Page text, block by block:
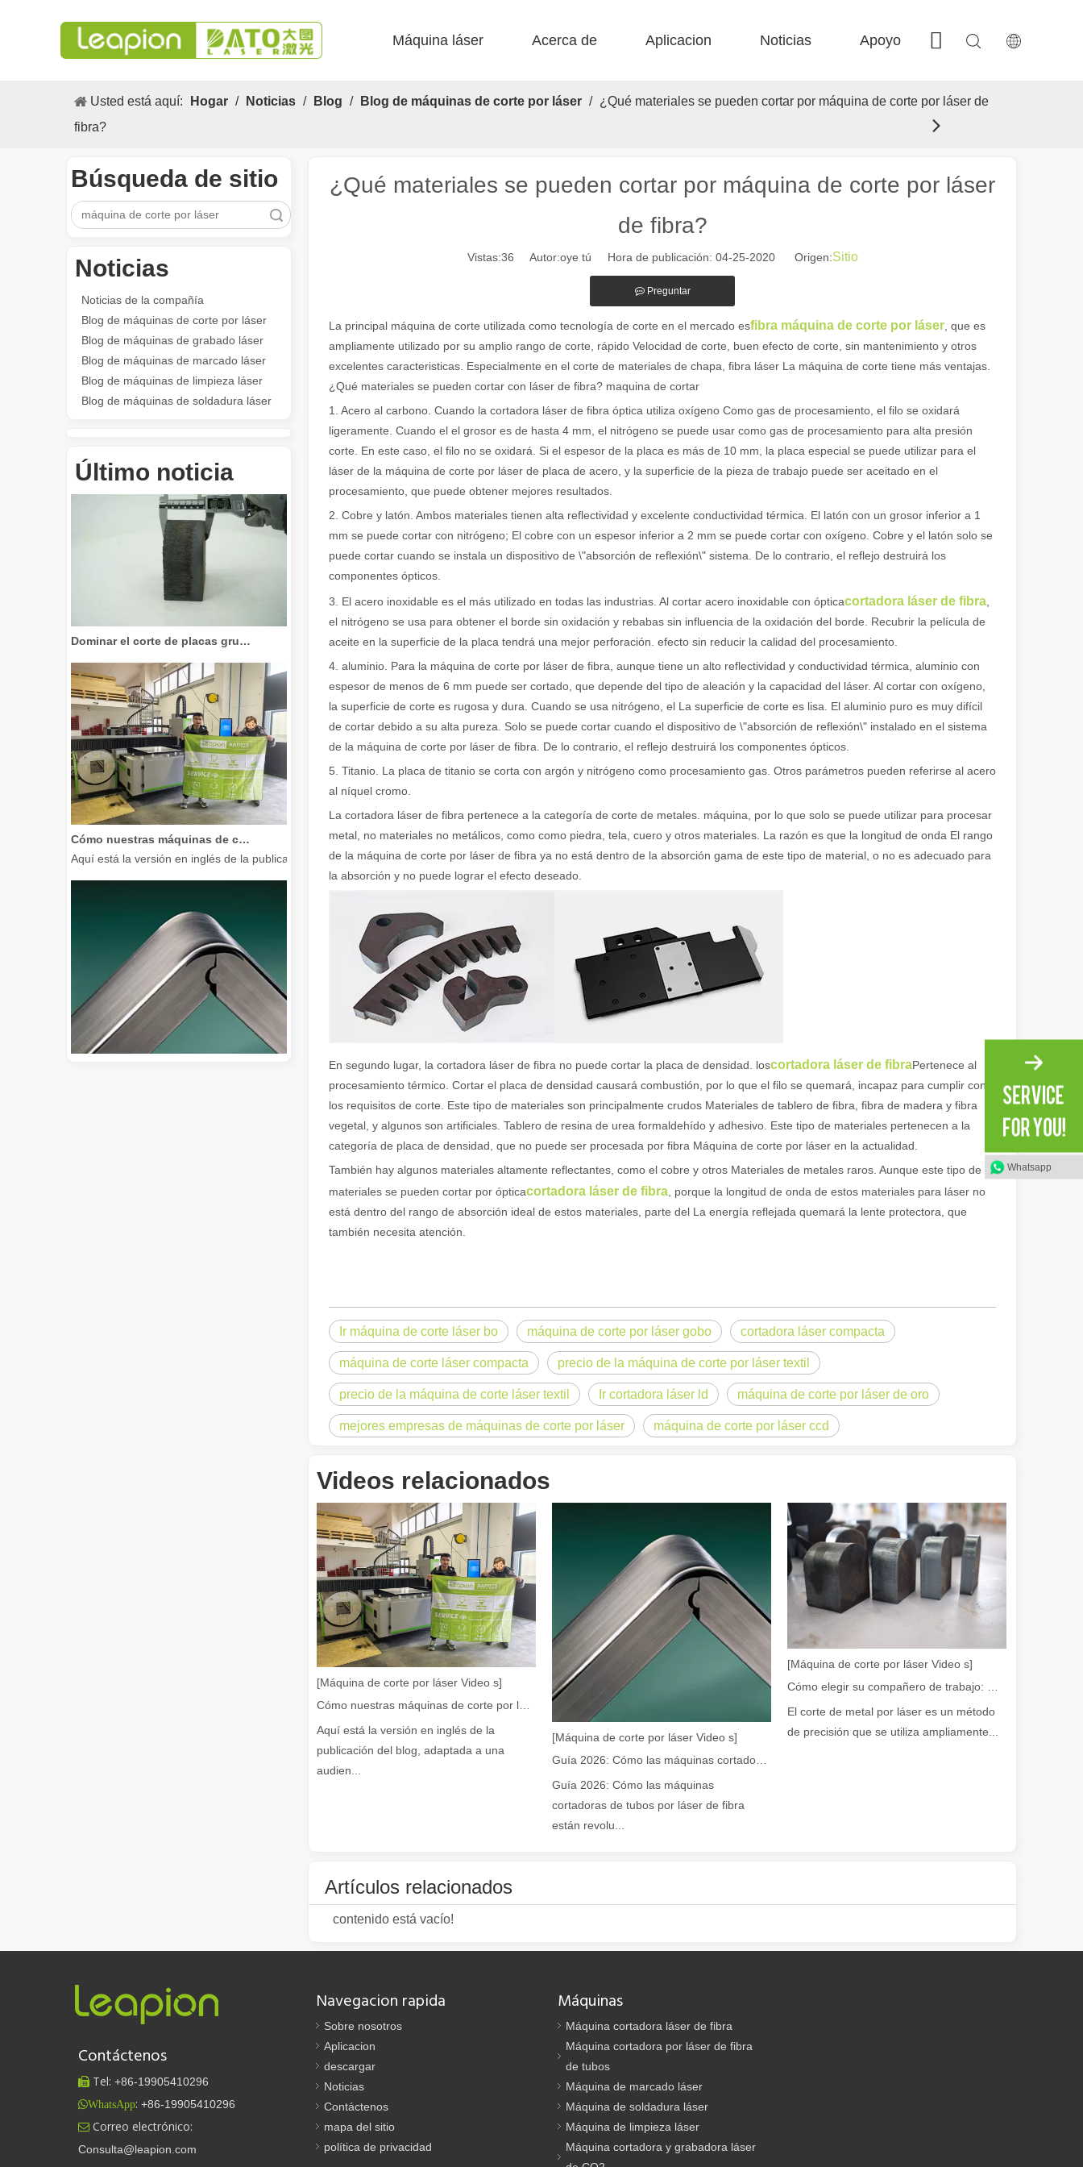
Máquina láser Acerca de Aplicacion Noticias Apoyo Contáctenos
Usted está aquí: Hogar / Noticias / Blog / Blog de máquinas de corte por láser / ¿Qué materiales se pueden cortar por máquina de corte por láser de
fibra?
Búsqueda de sitio
Búsqueda
Noticias
Noticias de la compañía
Blog de máquinas de corte por láser
Blog de máquinas de grabado láser
Blog de máquinas de marcado láser
Blog de máquinas de limpieza láser
Blog de máquinas de soldadura láser
Último noticia
Las versátiles Aplicacion S y las características sobresalientes de las máquinas de marcado láser en la fabricación moderna y el paisaje industrial, las máquinas de marcado láser han surgido
Dominar el corte de placas gruesas: cómo las máquinas de corte por láser de fibra revolucionan la fabricación
Cómo nuestras máquinas de corte por láser están fortaleciendo la fabricación mexicana
Aquí está la versión en inglés de la publicación del blog, adaptada a una audiencia internacional manteniendo el tono profesional e inspirador del original. Shining Across the Pacific: How Our
Guía 2026: Cómo las máquinas cortadoras de tubos por láser de fibra están revolucionando la fabricación de tuberías En el mundo en rápida evolución de la fabricación de metales, la eficiencia
El corte por láser de tubos es una tecnología clave en la industria manufacturera en rápido desarrollo. Puede procesar una variedad de tubos metálicos con alta precisión y eficiencia. Esta
El corte de metal por láser es un método de precisión que se utiliza ampliamente en la fabricación de metales. Puede cortar una amplia gama de materiales con alta precisión y bajo desperdicio.
El corte por láser de láminas de metal es un método de corte muy utilizado. Es conocido por su precisión, eficiencia y versatilidad. Sin embargo, algunos podrían decir que el corte por láser
La soldadura láser ha revolucionado la fabricación moderna con su precisión y eficiencia superiores. Esta avanzada tecnología ofrece importantes ventajas sobre los métodos de soldadura
¿Qué es el corte por láser? La ciencia del corte En esencia, el corte por láser es un proceso de fabricación que utiliza un rayo láser enfocado de alta potencia para cortar material en formas y
¿Qué materiales se pueden cortar por máquina de corte por láser
de fibra?
Vistas:36 Autor:oye tú Hora de publicación: 04-25-2020 Origen:Sitio
Preguntar
La principal máquina de corte utilizada como tecnología de corte en el mercado esfibra máquina de corte por láser , que es
ampliamente utilizado por su amplio rango de corte, rápido Velocidad de corte, buen efecto de corte, sin mantenimiento y otros
excelentes caracteristicas. Especialmente en el corte de materiales de chapa, fibra láser La máquina de corte tiene más ventajas.
¿Qué materiales se pueden cortar con láser de fibra? maquina de cortar
1. Acero al carbono. Cuando la cortadora láser de fibra óptica utiliza oxígeno Como gas de procesamiento, el filo se oxidará
ligeramente. Cuando el el grosor es de hasta 4 mm, el nitrógeno se puede usar como gas de procesamiento para alta presión
corte. En este caso, el filo no se oxidará. Si el espesor de la placa es más de 10 mm, la placa especial se puede utilizar para el
láser de la máquina de corte por láser de placa de acero, y la superficie de la pieza de trabajo puede ser aceitado en el
procesamiento, que puede obtener mejores resultados.
2. Cobre y latón. Ambos materiales tienen alta reflectividad y excelente conductividad térmica. El latón con un grosor inferior a 1
mm se puede cortar con nitrógeno; El cobre con un espesor inferior a 2 mm se puede cortar con oxígeno. Cobre y el latón solo se
puede cortar cuando se instala un dispositivo de \"absorción de reflexión\" sistema. De lo contrario, el reflejo destruirá los
componentes ópticos.
3. El acero inoxidable es el más utilizado en todas las industrias. Al cortar acero inoxidable con ópticacortadora láser de fibra
el nitrógeno se usa para obtener el borde sin oxidación y rebabas sin influencia de la oxidación del borde. Recubrir la película de
aceite en la superficie de la placa tendrá una mejor perforación. efecto sin reducir la calidad del procesamiento.
4. aluminio. Para la máquina de corte por láser de fibra, aunque tiene un alto reflectividad y conductividad térmica, aluminio con
espesor de menos de 6 mm puede ser cortado, que depende del tipo de aleación y la capacidad del láser. Al cortar con oxígeno,
la superficie de corte es rugosa y dura. Cuando se usa nitrógeno, el La superficie de corte es lisa. El aluminio puro es muy difícil
de cortar debido a su alta pureza. Solo se puede cortar cuando el dispositivo de \"absorción de reflexión\" instalado en el sistema
de la máquina de corte por láser de fibra. De lo contrario, el reflejo destruirá los componentes ópticos.
5. Titanio. La placa de titanio se corta con argón y nitrógeno como procesamiento gas. Otros parámetros pueden referirse al acero
al níquel cromo.
La cortadora láser de fibra pertenece a la categoría de corte de metales. máquina, por lo que solo se puede utilizar para procesar
metal, no materiales no metálicos, como como piedra, tela, cuero y otros materiales. La razón es que la longitud de onda El rango
de la máquina de corte por láser de fibra ya no está dentro de la absorción gama de este tipo de material, o no es adecuado para
la absorción y no puede lograr el efecto deseado.
En segundo lugar, la cortadora láser de fibra no puede cortar la placa de densidad. loscortadora láser de fibraPertenece al
procesamiento térmico. Cortar el placa de densidad causará combustión, por lo que el filo se quemará, incapaz para cumplir con
los requisitos de corte. Este tipo de materiales son principalmente crudos Materiales de tablero de fibra, fibra de madera y fibra
vegetal, y algunos son artificiales. Tablero de resina de urea formaldehído y adhesivo. Este tipo de materiales pertenecen a la
categoría de placa de densidad, que no puede ser procesada por fibra Máquina de corte por láser en la actualidad.
También hay algunos materiales altamente reflectantes, como el cobre y otros Materiales de metales raros. Aunque este tipo de
materiales se pueden cortar por ópticacortadora láser de fibra , porque la longitud de onda de estos materiales para láser no
está dentro del rango de absorción ideal de estos materiales, parte del La energía reflejada quemará la lente protectora, que
también necesita atención.
Ir máquina de corte láser bo máquina de corte por láser gobo cortadora láser compacta
máquina de corte láser compacta precio de la máquina de corte por láser textil
precio de la máquina de corte láser textil Ir cortadora láser ld máquina de corte por láser de oro
mejores empresas de máquinas de corte por láser máquina de corte por láser ccd
Videos relacionados
[Máquina de corte por láser Video s]
Aquí está la versión en inglés de la
publicación del blog, adaptada a una
audien...
[Máquina de corte por láser Video s]
Guía 2026: Cómo las máquinas cortadoras de tubos por láser de fibra están revolucionando la fabricación de tuberías
Guía 2026: Cómo las máquinas
cortadoras de tubos por láser de fibra
están revolu...
[Máquina de corte por láser Video s]
Cómo elegir su compañero de trabajo: máquina de corte por láser
El corte de metal por láser es un método
de precisión que se utiliza ampliamente...
Artículos relacionados
contenido está vacío!
Contáctenos
 Tel: +86-19905410296
WhatsApp: +86-19905410296
 Correo electrónico:
Consulta@leapion.com
Whatsapp
Navegacion rapida
Sobre nosotros
Aplicacion
descargar
Noticias
Contáctenos
mapa del sitio
política de privacidad
Máquinas
Máquina cortadora láser de fibra
Máquina cortadora por láser de fibra
de tubos
Máquina de marcado láser
Máquina de soldadura láser
Máquina de limpieza láser
Máquina cortadora y grabadora láser